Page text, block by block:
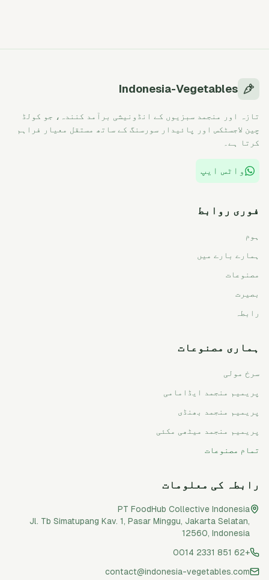
Indonesia-Vegetables
تازہ اور منجمد سبزیوں کے انڈونیشی برآمد کنندہ، جو کولڈ
چین لاجسٹکس اور پائیدار سورسنگ کے ساتھ مستقل معیار فراہم
کرتا ہے۔
واٹس ایپ
فوری روابط
ہوم
ہمارے بارے میں
مصنوعات
بصیرت
رابطہ
ہماری مصنوعات
سرخ مولی
پریمیم منجمد ایڈامامی
پریمیم منجمد بھنڈی
پریمیم منجمد میٹھی مکئی
تمام مصنوعات
رابطہ کی معلومات
PT FoodHub Collective Indonesia
Jl. Tb Simatupang Kav. 1, Pasar Minggu, Jakarta Selatan,
12560, Indonesia
+62 851 2331 0014
contact@indonesia-vegetables.com